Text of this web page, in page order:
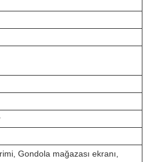
Gondola mağazası ekranı,